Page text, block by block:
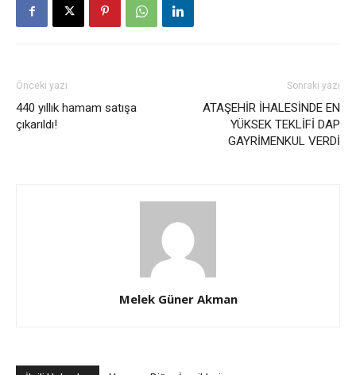
Önceki yazı
440 yıllık hamam satışa
çıkarıldı!
Sonraki yazı
ATAŞEHİR İHALESİNDE EN
YÜKSEK TEKLİFİ DAP
GAYRİMENKUL VERDİ
Melek Güner Akman